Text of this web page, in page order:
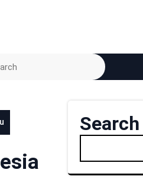
Search